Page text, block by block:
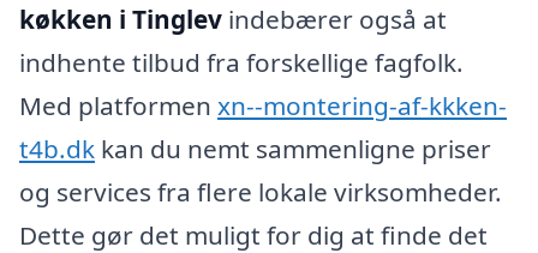
køkken i Tinglev indebærer også at
indhente tilbud fra forskellige fagfolk.
Med platformen xn--montering-af-kkken-
t4b.dk kan du nemt sammenligne priser
og services fra flere lokale virksomheder.
Dette gør det muligt for dig at finde det